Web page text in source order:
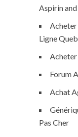
Aspirin
Ligne
Acheter
Forum
Achat
Pas Cher